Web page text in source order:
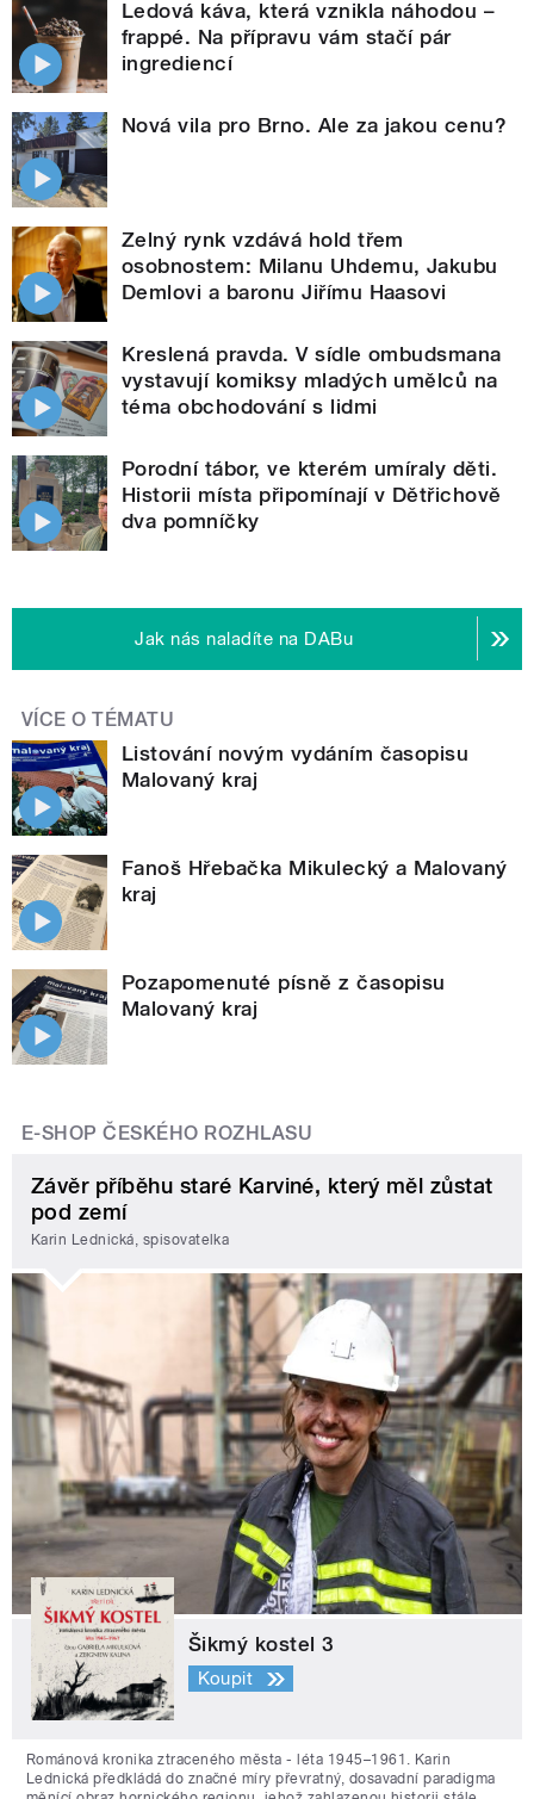
Ledová káva, která vznikla náhodou –
frappé. Na přípravu vám stačí pár
ingrediencí
Nová vila pro Brno. Ale za jakou cenu?
Zelný rynk vzdává hold třem
osobnostem: Milanu Uhdemu, Jakubu
Demlovi a baronu Jiřímu Haasovi
Kreslená pravda. V sídle ombudsmana
vystavují komiksy mladých umělců na
téma obchodování s lidmi
Porodní tábor, ve kterém umíraly děti.
Historii místa připomínají v Dětřichově
dva pomníčky
Jak nás naladíte na DABu
VÍCE O TÉMATU
Listování novým vydáním časopisu
Malovaný kraj
Fanoš Hřebačka Mikulecký a Malovaný
kraj
Pozapomenuté písně z časopisu
Malovaný kraj
E-SHOP ČESKÉHO ROZHLASU
Závěr příběhu staré Karviné, který měl zůstat
pod zemí
Karin Lednická, spisovatelka
Šikmý kostel 3
Koupit
Románová kronika ztraceného města - léta 1945–1961. Karin
Lednická předkládá do značné míry převratný, dosavadní paradigma